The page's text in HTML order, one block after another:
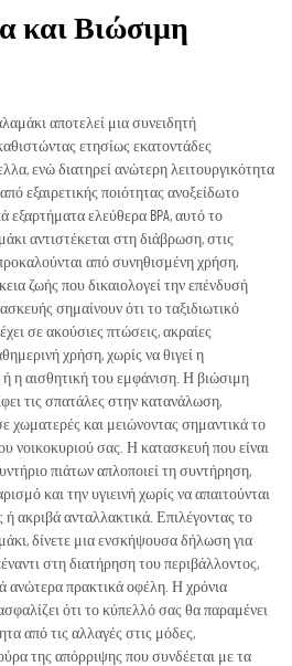
και Βιώσιμη
αποτελεί μια συνειδητή
ετησίως εκατοντάδες
ενώ διατηρεί ανώτερη λειτουργικότητα
εξαιρετικής ποιότητας ανοξείδωτο
εξαρτήματα ελεύθερα BPA, αυτό το
αντιστέκεται στη διάβρωση, στις
από συνηθισμένη χρήση,
ζωής που δικαιολογεί την επένδυσή
σημαίνουν ότι το ταξιδιωτικό
σε ακούσιες πτώσεις, ακραίες
χρήση, χωρίς να θιγεί η
η αισθητική του εμφάνιση. Η βιώσιμη
τις σπατάλες στην κατανάλωση,
χωματερές και μειώνοντας σημαντικά το
νοικοκυριού σας. Η κατασκευή που είναι
πιάτων απλοποιεί τη συντήρηση,
και την υγιεινή χωρίς να απαιτούνται
ή ακριβά ανταλλακτικά. Επιλέγοντας το
δίνετε μια ενσκήψουσα δήλωση για
στη διατήρηση του περιβάλλοντος,
ανώτερα πρακτικά οφέλη. Η χρόνια
ότι το κύπελλό σας θα παραμένει
από τις αλλαγές στις μόδες,
της απόρριψης που συνδέεται με τα